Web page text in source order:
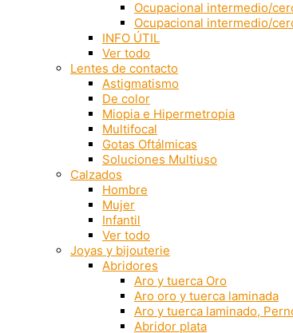
Ocupacional intermedio/
Ocupacional intermedio/
INFO ÚTIL
Ver todo
Lentes de contacto
Astigmatismo
De color
Miopia e Hipermetropia
Multifocal
Gotas Oftálmicas
Soluciones Multiuso
Calzados
Hombre
Mujer
Infantil
Ver todo
Joyas y bijouterie
Abridores
Aro y tuerca Oro
Aro oro y tuerca laminada
Aro y tuerca laminado,
Abridor plata